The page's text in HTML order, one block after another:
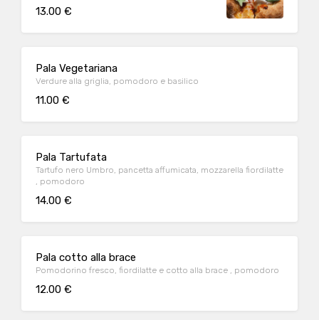
13.00 €
Pala Vegetariana
Verdure alla griglia, pomodoro e basilico
11.00 €
Pala Tartufata
Tartufo nero Umbro, pancetta affumicata, mozzarella fiordilatte
, pomodoro
14.00 €
Pala cotto alla brace
Pomodorino fresco, fiordilatte e cotto alla brace , pomodoro
12.00 €